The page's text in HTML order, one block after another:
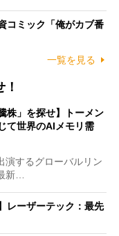
コミック「俺がカブ番
一覧を見る
株」を探せ】トーメン
て世界のAIメモリ需
するグローバルリン
新…
レーザーテック：最先